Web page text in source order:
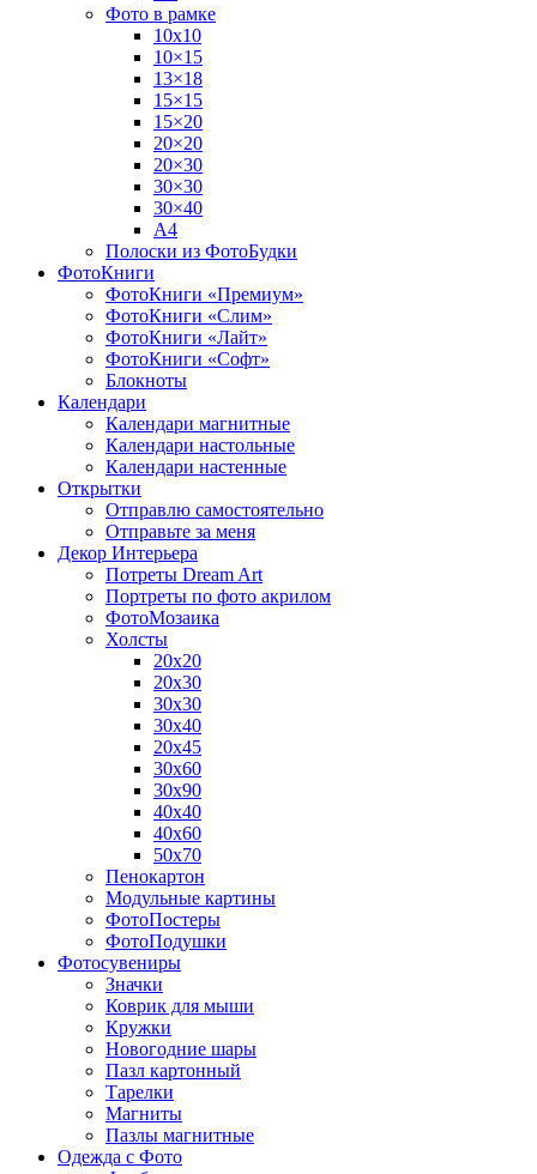
Фото в рамке
10х10
10×15
13×18
15×15
15×20
20×20
20×30
30×30
30×40
A4
Полоски из ФотоБудки
ФотоКниги
ФотоКниги «Премиум»
ФотоКниги «Слим»
ФотоКниги «Лайт»
ФотоКниги «Софт»
Блокноты
Календари
Календари магнитные
Календари настольные
Календари настенные
Открытки
Отправлю самостоятельно
Отправьте за меня
Декор Интерьера
Потреты Dream Art
Портреты по фото акрилом
ФотоМозаика
Холсты
20х20
20х30
30х30
30х40
20х45
30х60
30х90
40х40
40х60
50х70
Пенокартон
Модульные картины
ФотоПостеры
ФотоПодушки
Фотоcувениры
Значки
Коврик для мыши
Кружки
Новогодние шары
Пазл картонный
Тарелки
Магниты
Пазлы магнитные
Одежда с Фото